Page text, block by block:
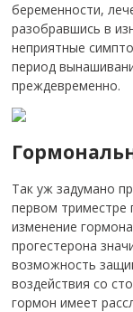
беременности,
разобравшись в
неприятные
период
преждевременно.
Так уж задумано
первом триместре
изменение
прогестерона
возможность
воздействия со
гормон имеет